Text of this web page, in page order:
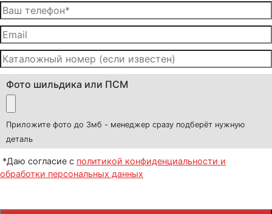
Фото шильдика или ПСМ
Приложите фото до 3мб - менеджер сразу подберёт нужную
деталь
*Даю согласие с политикой конфиденциальности и
обработки персональных данных